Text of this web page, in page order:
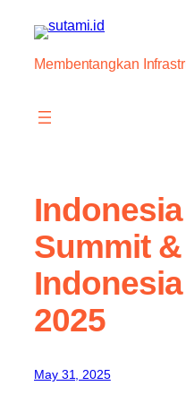
content
Membentangkan
Indonesia
Summit
2025
May 31, 2025